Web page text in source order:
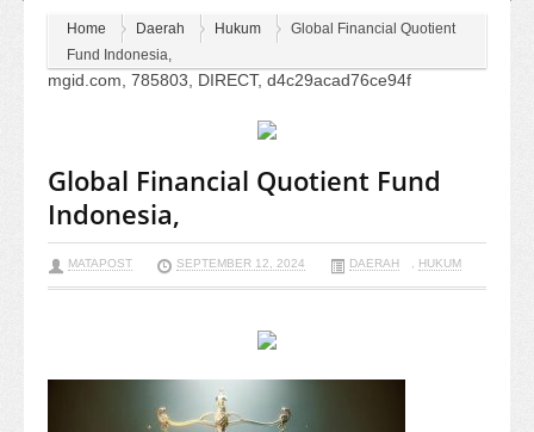
Home Daerah Hukum
Global Financial Quotient
Fund Indonesia,
mgid.com, 785803, DIRECT, d4c29acad76ce94f
Global Financial Quotient Fund
Indonesia,
MATAPOST SEPTEMBER 12, 2024 DAERAH , HUKUM